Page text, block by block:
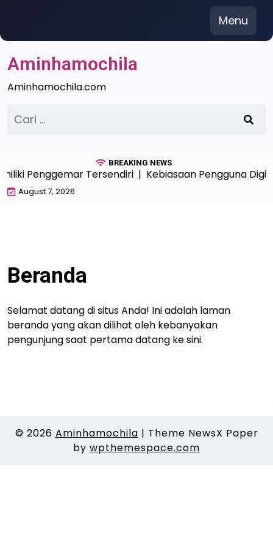
content
Menu
Aminhamochila
Aminhamochila.com
untuk:
BREAKING NEWS
Penggemar Tersendiri | Kebiasaan Pengguna
August 7, 2026
Beranda
Selamat datang di situs Anda! Ini adalah laman
beranda yang akan dilihat oleh kebanyakan
pengunjung saat pertama datang ke sini.
© 2026 Aminhamochila | Theme NewsX Paper
by wpthemespace.com